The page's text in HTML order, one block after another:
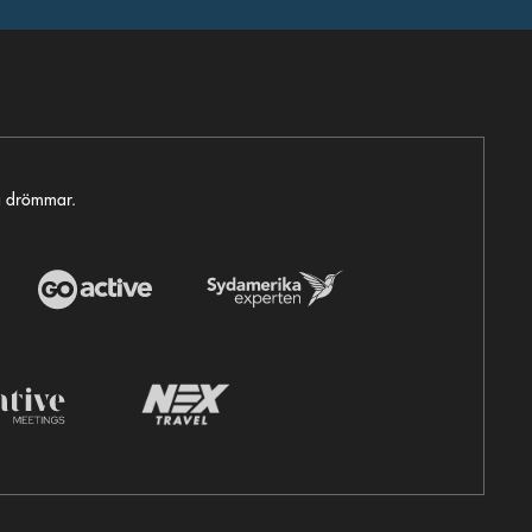
drömmar.